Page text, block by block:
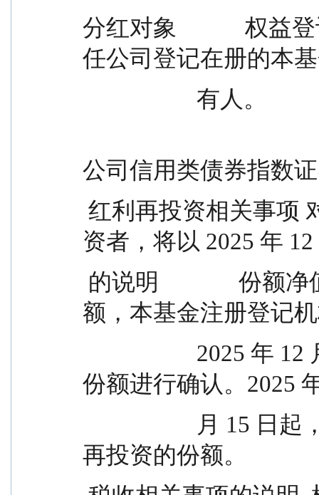
分红对象            权益
任公司登记在册的本
                    有人。
公司信用类债券指数
资者，将以 2025 年
额，本基金注册登记
份额进行确认。2025
再投资的份额。